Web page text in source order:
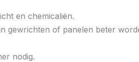
en chemicaliën.
gewrichten of panelen beter
nodig.